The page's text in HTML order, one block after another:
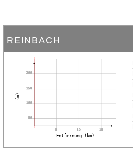
REINBACH
50
100
150
200
5 10 15
Entfernung (km)
(m)